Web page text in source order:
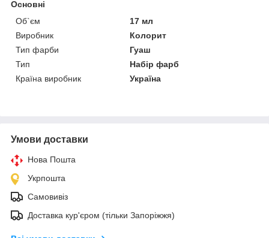
Основні
Об`єм
17 мл
Виробник
Колорит
Тип фарби
Гуаш
Тип
Набір фарб
Країна виробник
Україна
Умови доставки
Нова Пошта
Укрпошта
Самовивіз
Доставка кур'єром (тільки Запоріжжя)